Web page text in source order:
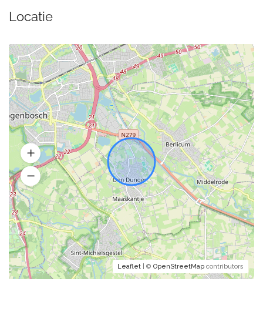
Locatie
Leaflet | © OpenStreetMap contributors